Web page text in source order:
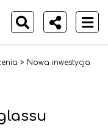
> Nowa inwestycja